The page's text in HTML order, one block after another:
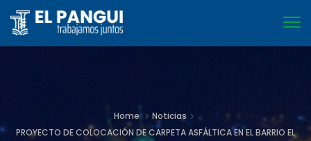
Home
Noticias
PROYECTO DE COLOCACIÓN DE CARPETA ASFÁLTICA EN EL BARRIO EL